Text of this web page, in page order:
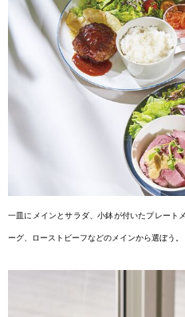
一皿にメインとサラダ、小鉢が付いたプ レート
ーグ、ローストビーフな どのメインから選ぼう。